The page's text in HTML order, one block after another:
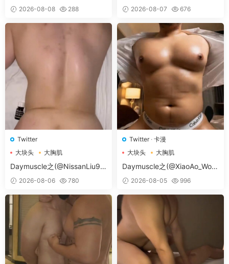
@BBb）
2026-08-08 288
@Museuman）
2026-08-07 676
Twitter
大块头
大胸肌
大胸肌肉男
Daymuscle之(@NissanLiu98
-@Nissan98）
2026-08-06 780
Twitter· 卡漫
大块头
大胸肌
大胸肌肉男
Daymuscle之(@XiaoAo_Worl
d-@XiaoAo.art）
2026-08-05 996